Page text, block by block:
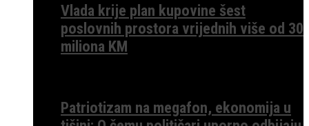
Vlada krije plan kupovine šest
poslovnih prostora vrijednih više od 30
miliona KM
Patriotizam na megafon, ekonomija u